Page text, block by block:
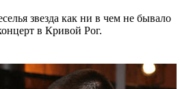
звезда как ни в чем не бывало
в Кривой Рог.